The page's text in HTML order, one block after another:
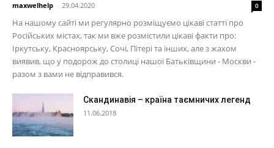
maxwelhelp - 29.04.2020 0
На нашому сайті ми регулярно розміщуємо цікаві статті про
Російських містах, так ми вже розмістили цікаві факти про:
Іркутську, Красноярську, Сочі, Пітері та інших, але з жахом
виявив, що у подорож до столиці нашої Батьківщини - Москви -
разом з вами не відправився.
Скандинавія – країна таємничих легенд
11.06.2018